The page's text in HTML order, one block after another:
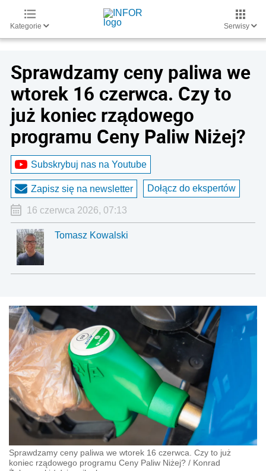
Kategorie Serwisy
Sprawdzamy ceny paliwa we
wtorek 16 czerwca. Czy to
już koniec rządowego
programu Ceny Paliw Niżej?
Subskrybuj nas na Youtube
Zapisz się na newsletter Dołącz do ekspertów
16 czerwca 2026, 07:13
Tomasz Kowalski
Sprawdzamy ceny paliwa we wtorek 16 czerwca. Czy to już
koniec rządowego programu Ceny Paliw Niżej? / Konrad